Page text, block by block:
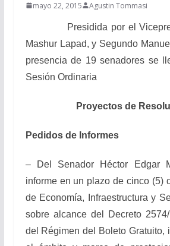
mayo 22, 2015 Agustin Tommasi
Presidida por el
Mashur Lapad, y Segundo
presencia de 19 senadores se
Sesión Ordinaria
Proyectos de
Pedidos de Informes
– Del Senador Héctor Edgar
informe en un plazo de cinco (5)
de Economía, Infraestructura y
sobre alcance del Decreto
del Régimen del Boleto Gratuito,